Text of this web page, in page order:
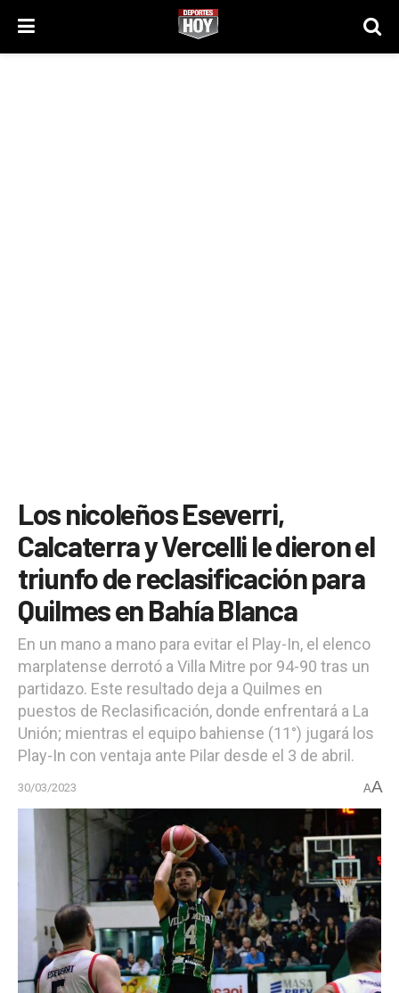
Los nicoleños Eseverri,
Calcaterra y Vercelli le dieron el
triunfo de reclasificación para
Quilmes en Bahía Blanca
En un mano a mano para evitar el Play-In, el elenco
marplatense derrotó a Villa Mitre por 94-90 tras un
partidazo. Este resultado deja a Quilmes en
puestos de Reclasificación, donde enfrentará a La
Unión; mientras el equipo bahiense (11°) jugará los
Play-In con ventaja ante Pilar desde el 3 de abril.
30/03/2023 AA